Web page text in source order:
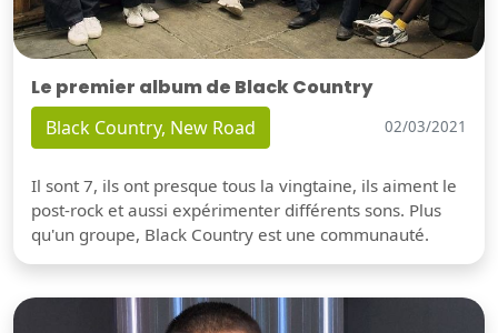
Le premier album de Black Country
Black Country, New Road 02/03/2021
Il sont 7, ils ont presque tous la vingtaine, ils aiment le
post-rock et aussi expérimenter différents sons. Plus
qu'un groupe, Black Country est une communauté.